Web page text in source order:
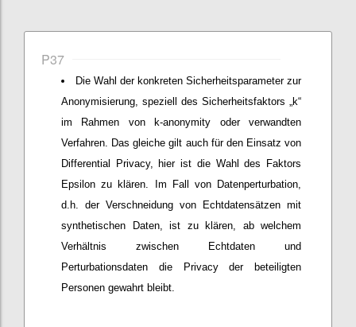
P37
Die Wahl der konkreten Sicherheitsparameter zur
Anonymisierung, speziell des Sicherheitsfaktors „k“
im Rahmen von k-anonymity oder verwandten
Verfahren. Das gleiche gilt auch für den Einsatz von
Differential Privacy, hier ist die Wahl des Faktors
Epsilon zu klären. Im Fall von Datenperturbation,
d.h. der Verschneidung von Echtdatensätzen mit
synthetischen Daten, ist zu klären, ab welchem
Verhältnis zwischen Echtdaten und
Perturbationsdaten die Privacy der beteiligten
Personen gewahrt bleibt.